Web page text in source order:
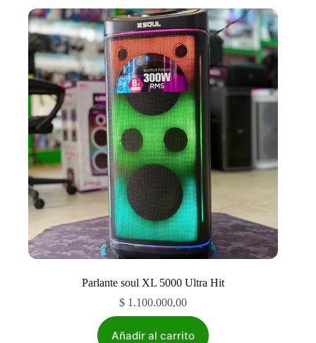
Parlante soul XL 5000 Ultra Hit
$ 1.100.000,00
Añadir al carrito